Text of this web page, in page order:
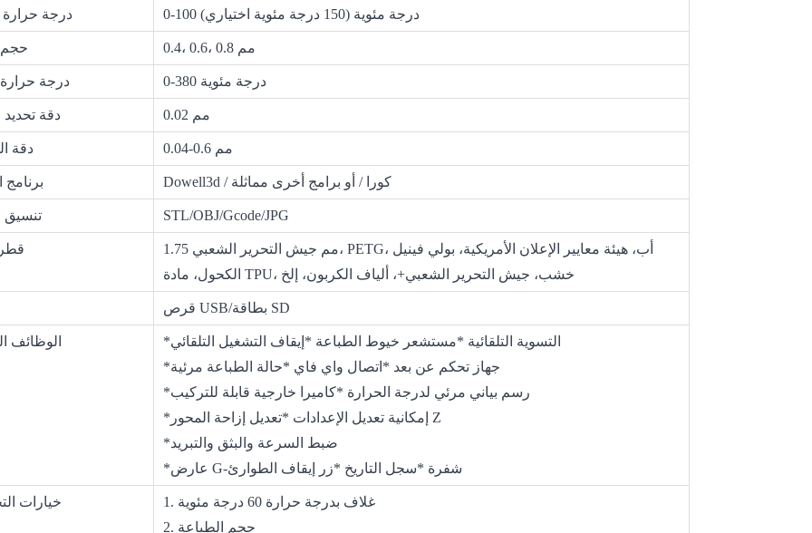
درجة حرارة 0-100 درجة مئوية (150 درجة مئوية اختياري)
حجم 0.4، 0.6، 0.8 مم
درجة حرارة 0-380 درجة مئوية
دقة تحديد 0.02 مم
دقة 0.04-0.6 مم
برنامج Dowell3d / كورا / أو برامج أخرى مماثلة
تنسيق STL/OBJ/Gcode/JPG
1.75 مم جيش التحرير الشعبي، PETG، أب، هيئة معايير الإعلان الأمريكية، بولي فينيل
الكحول، مادة TPU، خشب، جيش التحرير الشعبي+، ألياف الكربون، إلخ
قرص USB/بطاقة SD
الوظائف
*رسم بياني مرئي لدرجة الحرارة *كاميرا خارجية قابلة للتركيب
*إمكانية تعديل الإعدادات *تعديل إزاحة المحور Z
*ضبط السرعة والبثق والتبريد
*عارض G-شفرة *سجل التاريخ *زر إيقاف الطوارئ
خيارات
1. غلاف بدرجة حرارة 60 درجة مئوية